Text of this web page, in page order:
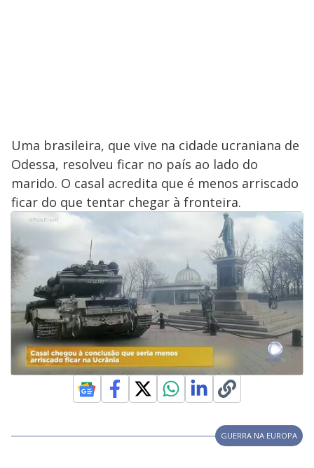
Uma brasileira, que vive na cidade ucraniana de
Odessa, resolveu ficar no país ao lado do
marido. O casal acredita que é menos arriscado
ficar do que tentar chegar à fronteira.
GUERRA NA EUROPA